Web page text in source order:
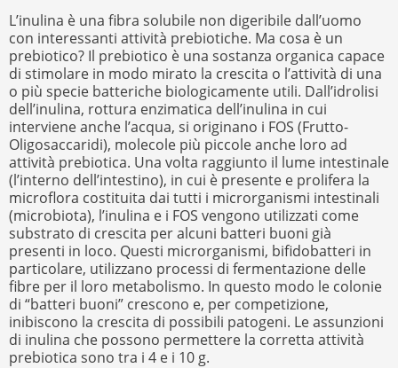
L’inulina è una fibra solubile non digeribile dall’uomo
con interessanti attività prebiotiche. Ma cosa è un
prebiotico? Il prebiotico è una sostanza organica capace
di stimolare in modo mirato la crescita o l’attività di una
o più specie batteriche biologicamente utili. Dall’idrolisi
dell’inulina, rottura enzimatica dell’inulina in cui
interviene anche l’acqua, si originano i FOS (Frutto-
Oligosaccaridi), molecole più piccole anche loro ad
attività prebiotica. Una volta raggiunto il lume intestinale
(l’interno dell’intestino), in cui è presente e prolifera la
microflora costituita dai tutti i microrganismi intestinali
(microbiota), l’inulina e i FOS vengono utilizzati come
substrato di crescita per alcuni batteri buoni già
presenti in loco. Questi microrganismi, bifidobatteri in
particolare, utilizzano processi di fermentazione delle
fibre per il loro metabolismo. In questo modo le colonie
di “batteri buoni” crescono e, per competizione,
inibiscono la crescita di possibili patogeni. Le assunzioni
di inulina che possono permettere la corretta attività
prebiotica sono tra i 4 e i 10 g.